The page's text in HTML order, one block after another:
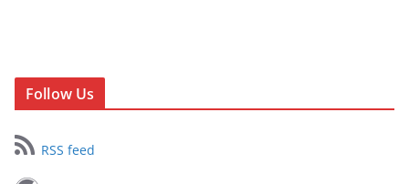
Follow Us
RSS feed